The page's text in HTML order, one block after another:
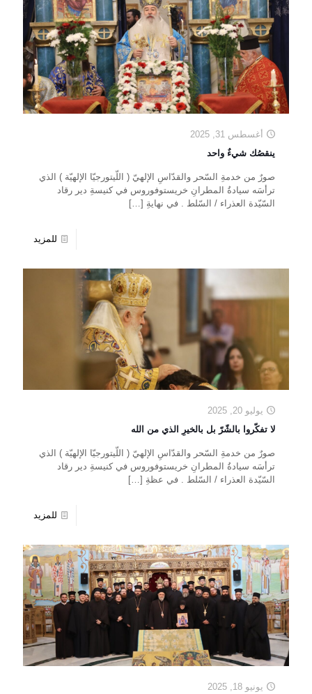
أغسطس 31, 2025
ينقصُك شيءٌ واحد
صورٌ من خدمةِ السّحر والقدّاسِ الإلهيّ ( اللّيتورجيّا الإلهيّة ) الذي
ترأسَه سيادةُ المطرانِ خريستوفوروس في كنيسةِ دير رقاد
السّيّدة العذراء / السّلط . في نهايةِ […]
للمزيد
يوليو 20, 2025
لا تفكّروا بالشّرّ بل بالخيرِ الذي من الله
صورٌ من خدمةِ السّحر والقدّاسِ الإلهيّ ( اللّيتورجيّا الإلهيّة ) الذي
ترأسَه سيادةُ المطرانِ خريستوفوروس في كنيسةِ دير رقاد
السّيّدة العذراء / السّلط . في عظةِ […]
للمزيد
يونيو 18, 2025